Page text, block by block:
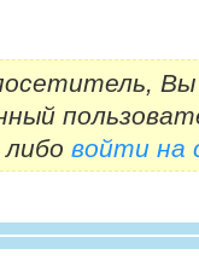
Вы
войти на